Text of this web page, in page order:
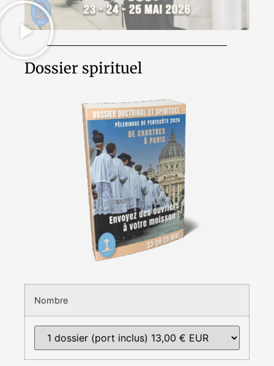
Dossier spirituel
Nombre